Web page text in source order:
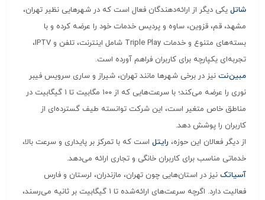
شاتل یکی دیگر از ارائه‌دهندگان فعال است که در شهرهایی نظیر تهران،
مشهد، قم، قزوین، ساوه و پردیس خدمات خود را عرضه کرده و با
بسته‌های متنوع و خدمات Triple Play شامل اینترنت، تلفن و IPTV،
تجربه‌ای یکپارچه برای کاربران فراهم آورده است.
مبین‌نت نیز در برخی شهرها مانند تهران، شیراز و ساری سرویس فیبر
نوری را عرضه می‌کند؛ با سرعت‌هایی که از ۱۰۰ مگابیت تا ۱ گیگابیت در
مناطق خاص متغیر است، این شرکت توانسته طیف گسترده‌ای از
کاربران را پوشش دهد.
از دیگر فعالان این حوزه، رایتل است که با تمرکز بر پایداری و سرعت بالا،
خدماتی مناسب برای کاربران خانگی و تجاری ارائه می‌دهد.
آسیاتک نیز در استان‌هایی چون تهران، مازندران، لرستان و فارس
فعالیت دارد. اگرچه سرعت‌های ارائه‌شده تا ۱ گیگابیت بر ثانیه می‌رسند،